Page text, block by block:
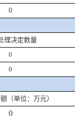
0
理决定数量
0
0
（单位：万元）
0